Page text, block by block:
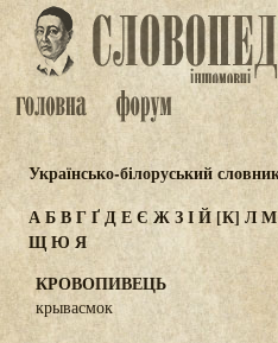
Українсько-білоруський
АБВГҐДЕЄ ЖЗІЙ[К] ЛМ
ЩЮ Я
КРОВОПИВЕЦЬ
крывасмок